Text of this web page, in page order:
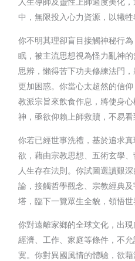
中，無限投入心力資源，以犧牲
你不明其理卻盲目接觸神秘行
眠，被主流思想視為怪力亂神
思辨，懶得苦下功夫修練法門
更加困惑。你當心太超然的信
教派宗旨來飲食作息，將使身
神，亟欲仰賴上師救贖，不易看
你若已經世事洗禮，基於追求
欲，藉由宗教思想、五術玄學
人生存在法則。你試圖選讀艱
論，接觸哲學觀念、宗教經典
塔，臨下一覽眾生全貌，領悟世
你對遠離家鄉的全球文化，出
經濟、工作、家庭等條件，不
寞。你對異國風情的體驗，欲